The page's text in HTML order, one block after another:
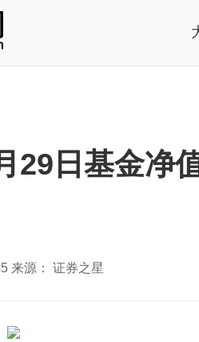
29日基金净
来源： 证券之星